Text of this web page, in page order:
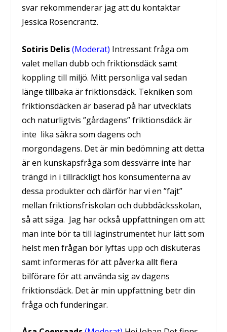
svar rekommenderar jag att du kontaktar
Jessica Rosencrantz.
Sotiris Delis(Moderat) Intressant fråga om
valet mellan dubb och friktionsdäck samt
koppling till miljö. Mitt personliga val sedan
länge tillbaka är friktionsdäck. Tekniken som
friktionsdäcken är baserad på har utvecklats
och naturligtvis ”gårdagens” friktionsdäck är
inte lika säkra som dagens och
morgondagens. Det är min bedömning att detta
är en kunskapsfråga som dessvärre inte har
trängd in i tillräckligt hos konsumenterna av
dessa produkter och därför har vi en ”fajt”
mellan friktionsfriskolan och dubbdäcksskolan,
så att säga. Jag har också uppfattningen om att
man inte bör ta till laginstrumentet hur lätt som
helst men frågan bör lyftas upp och diskuteras
samt informeras för att påverka allt flera
bilförare för att använda sig av dagens
friktionsdäck. Det är min uppfattning betr din
fråga och funderingar.